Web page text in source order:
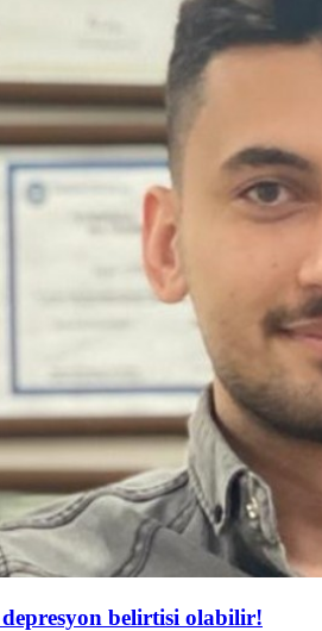
belirtisi olabilir!